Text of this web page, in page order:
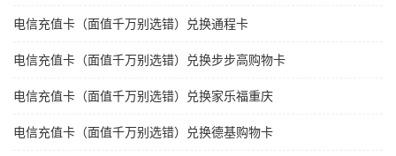
电信充值卡（面值千万别选错）兑换通程卡
电信充值卡（面值千万别选错）兑换步步高购物卡
电信充值卡（面值千万别选错）兑换家乐福重庆
电信充值卡（面值千万别选错）兑换德基购物卡